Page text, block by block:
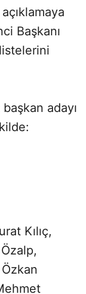
Başkanı
adayı
Kılıç,